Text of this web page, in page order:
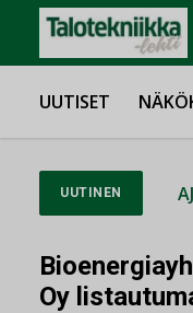
UUTISET
UUTINEN
Oy